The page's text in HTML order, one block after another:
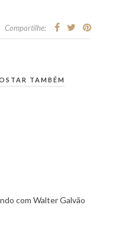
Compartilhe:
TAMBÉM
com Walter Galvão